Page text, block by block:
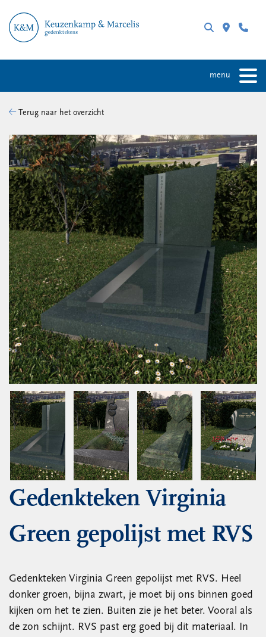
menu
Terug naar het overzicht
Gedenkteken Virginia
Green gepolijst met RVS
Gedenkteken Virginia Green gepolijst met RVS. Heel
donker groen, bijna zwart, je moet bij ons binnen goed
kijken om het te zien. Buiten zie je het beter. Vooral als
de zon schijnt. RVS past erg goed bij dit materiaal. In